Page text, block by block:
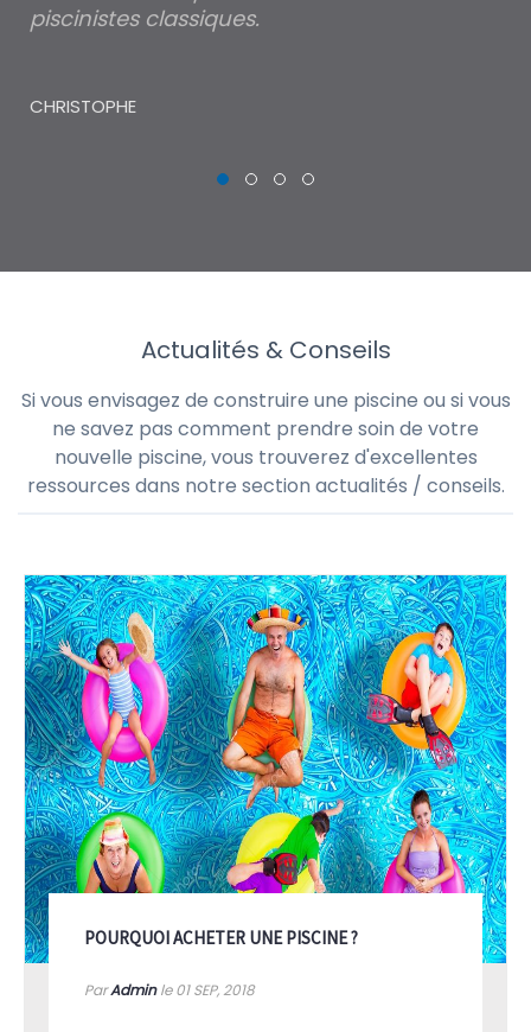
piscinistes classiques.
CHRISTOPHE
Actualités & Conseils
Si vous envisagez de construire une piscine ou si vous
ne savez pas comment prendre soin de votre
nouvelle piscine, vous trouverez d'excellentes
ressources dans notre section actualités / conseils.
POURQUOI ACHETER UNE PISCINE ?
ParAdminle 01SEP, 2018